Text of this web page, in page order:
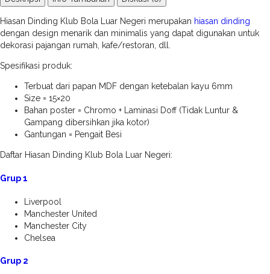
Hiasan Dinding Klub Bola Luar Negeri merupakan hiasan dinding
dengan design menarik dan minimalis yang dapat digunakan untuk
dekorasi pajangan rumah, kafe/restoran, dll.
Spesifikasi produk:
Terbuat dari papan MDF dengan ketebalan kayu 6mm
Size = 15×20
Bahan poster = Chromo + Laminasi Doff (Tidak Luntur &
Gampang dibersihkan jika kotor)
Gantungan = Pengait Besi
Daftar Hiasan Dinding Klub Bola Luar Negeri:
Grup 1
Liverpool
Manchester United
Manchester City
Chelsea
Grup 2